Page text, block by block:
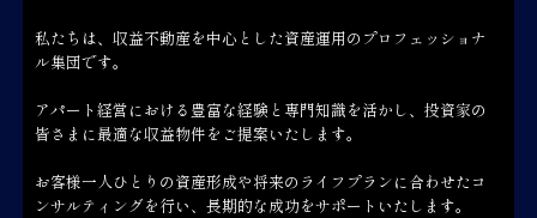
私たちは、収益不動産を中心とした資産運用のプロフェッショナ
ル集団です。
アパート経営における豊富な経験と専門知識を活かし、投資家の
皆さまに最適な収益物件をご提案いたします。
お客様一人ひとりの資産形成や将来のライフプランに合わせたコ
ンサルティングを行い、長期的な成功をサポートいたします。